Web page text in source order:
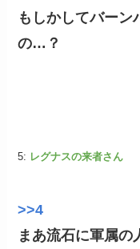
もしかしてバーン
の…？
5: レグナスの来者さん
>>4
まあ流石に軍属の